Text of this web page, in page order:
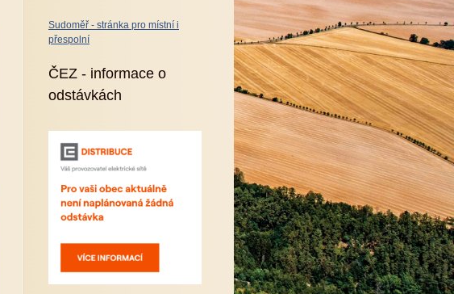
Sudoměř - stránka pro místní i
přespolní
ČEZ - informace o
odstávkách